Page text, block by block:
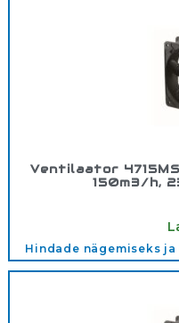
Ventilaator
150m3/h,
Hindade nägemiseks